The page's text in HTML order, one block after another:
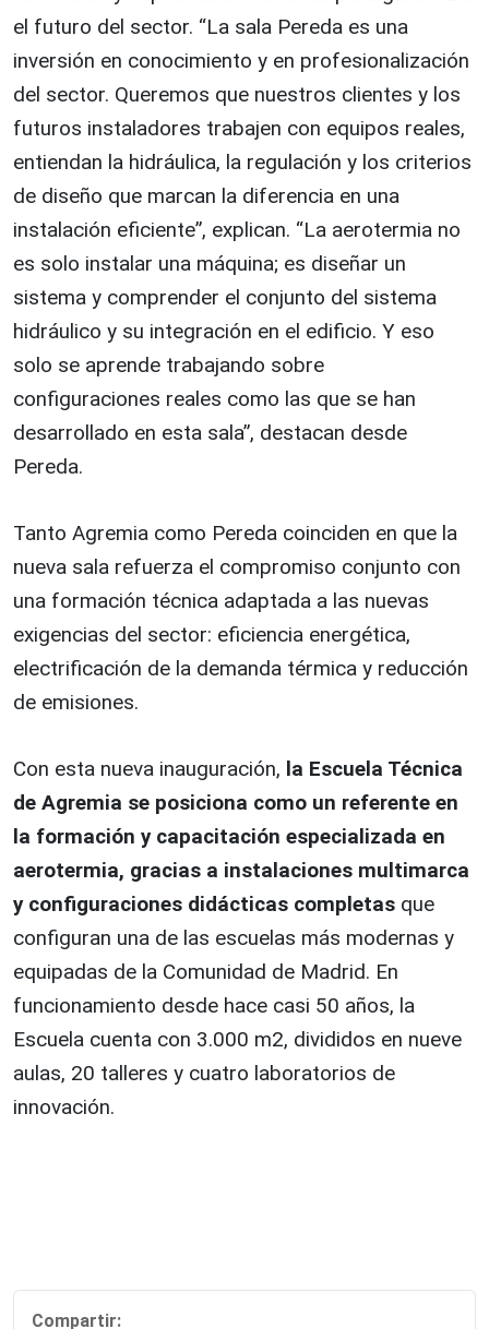
el futuro del sector. “La sala Pereda es una
inversión en conocimiento y en profesionalización
del sector. Queremos que nuestros clientes y los
futuros instaladores trabajen con equipos reales,
entiendan la hidráulica, la regulación y los criterios
de diseño que marcan la diferencia en una
instalación eficiente”, explican. “La aerotermia no
es solo instalar una máquina; es diseñar un
sistema y comprender el conjunto del sistema
hidráulico y su integración en el edificio. Y eso
solo se aprende trabajando sobre
configuraciones reales como las que se han
desarrollado en esta sala”, destacan desde
Pereda.
Tanto Agremia como Pereda coinciden en que la
nueva sala refuerza el compromiso conjunto con
una formación técnica adaptada a las nuevas
exigencias del sector: eficiencia energética,
electrificación de la demanda térmica y reducción
de emisiones.
Con esta nueva inauguración, la Escuela Técnica
de Agremia se posiciona como un referente en
la formación y capacitación especializada en
aerotermia, gracias a instalaciones multimarca
y configuraciones didácticas completas que
configuran una de las escuelas más modernas y
equipadas de la Comunidad de Madrid. En
funcionamiento desde hace casi 50 años, la
Escuela cuenta con 3.000 m2, divididos en nueve
aulas, 20 talleres y cuatro laboratorios de
innovación.
Compartir: